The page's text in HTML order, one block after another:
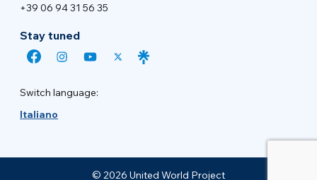
+39 06 94 31 56 35
Stay tuned
Switch language:
Italiano
© 2026 United World Project